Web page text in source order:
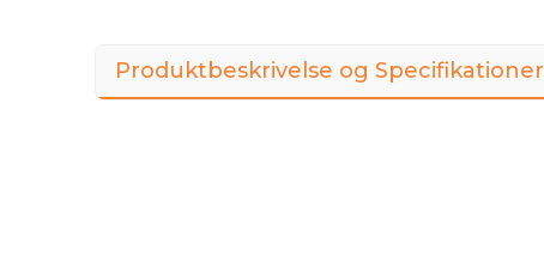
Produktbeskrivelse og Specifikationer